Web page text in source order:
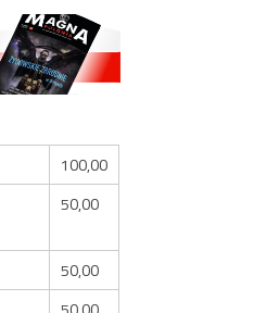
100,00
50,00
50,00